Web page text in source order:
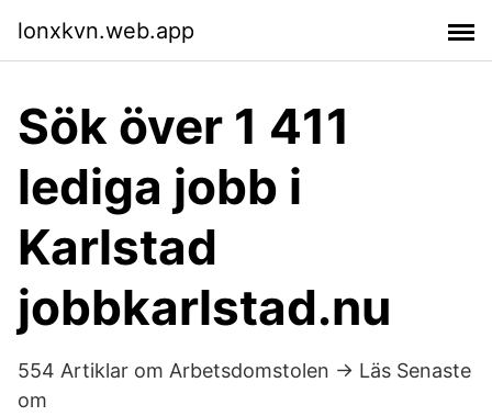
lonxkvn.web.app
Sök över 1 411
lediga jobb i
Karlstad
jobbkarlstad.nu
554 Artiklar om Arbetsdomstolen -> Läs Senaste
om